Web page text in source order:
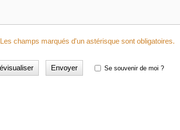
Les champs marqués d'un astérisque sont obligatoires.
Se souvenir de moi ?